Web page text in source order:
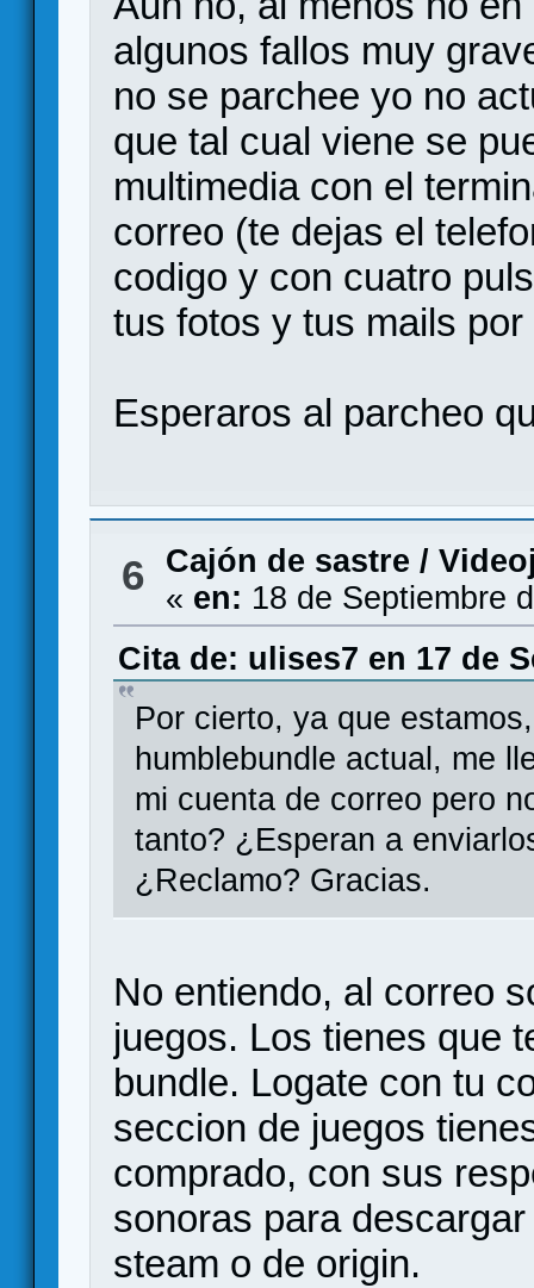
algunos fallos muy
no se parchee yo no
que tal cual viene se
multimedia con el
correo (te dejas el
codigo y con cuatro
tus fotos y tus mails por
Esperaros al parcheo
6 Cajón de sastre /
« en: 18 de Septiembre
Cita de: ulises7 en 17 de
Por cierto, ya que
humblebundle actual, me
mi cuenta de correo pero
tanto? ¿Esperan a
¿Reclamo? Gracias.
No entiendo, al correo
juegos. Los tienes que
bundle. Logate con tu
seccion de juegos
comprado, con sus
sonoras para
steam o de origin.